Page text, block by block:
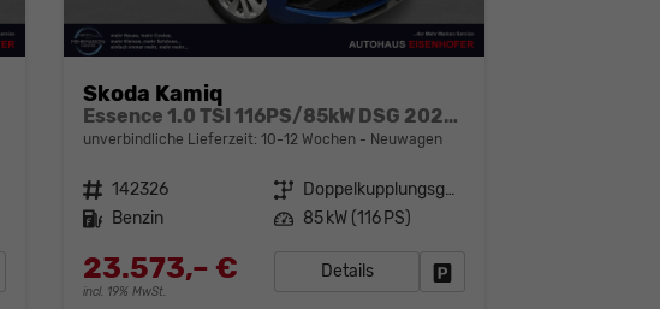
Fahrzeug parken
Skoda Kamiq
Essence 1.0 TSI 116PS/85kW DSG 2027 +SHZ
unverbindliche Lieferzeit: 10-12 Wochen Neuwagen
Fahrzeugnr. 142326 Getriebe
Doppelkupplungsgetriebe (DSG)
Kraftstoff Benzin Leistung 85 kW (116 PS)
23.573,– €
incl. 19% MwSt.
Details